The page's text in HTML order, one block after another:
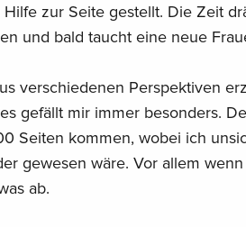
zur Seite gestellt. Die Zeit
und bald taucht eine neue
verschiedenen Perspektiven
gefällt mir immer besonders.
Seiten kommen, wobei ich
gewesen wäre. Vor allem
ab.